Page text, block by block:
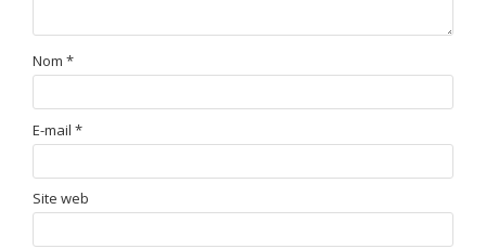
Nom *
E-mail *
Site web